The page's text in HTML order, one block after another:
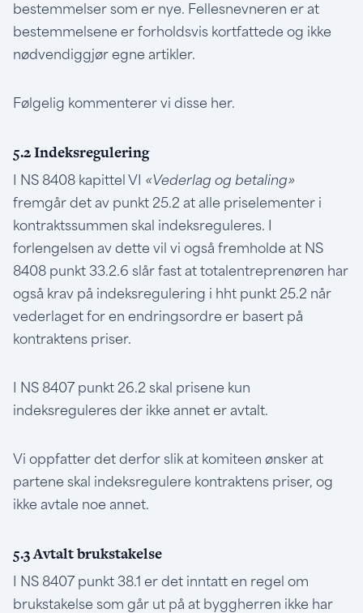
bestemmelser som er nye. Fellesnevneren er at
bestemmelsene er forholdsvis kortfattede og ikke
nødvendiggjør egne artikler.
Følgelig kommenterer vi disse her.
5.2 Indeksregulering
I NS 8408 kapittel VI «Vederlag og betaling»
fremgår det av punkt 25.2 at alle priselementer i
kontraktssummen skal indeksreguleres. I
forlengelsen av dette vil vi også fremholde at NS
8408 punkt 33.2.6 slår fast at totalentreprenøren har
også krav på indeksregulering i hht punkt 25.2 når
vederlaget for en endringsordre er basert på
kontraktens priser.
I NS 8407 punkt 26.2 skal prisene kun
indeksreguleres der ikke annet er avtalt.
Vi oppfatter det derfor slik at komiteen ønsker at
partene skal indeksregulere kontraktens priser, og
ikke avtale noe annet.
5.3 Avtalt brukstakelse
I NS 8407 punkt 38.1 er det inntatt en regel om
brukstakelse som går ut på at byggherren ikke har